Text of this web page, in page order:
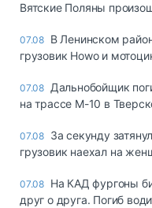
Вятские Поляны
07.08 В Ленинском
грузовик Howo и
07.08 Дальнобойщик
на трассе М-10 в
07.08 За секунду
грузовик наехал на
07.08 На КАД фургоны
друг о друга. Погиб